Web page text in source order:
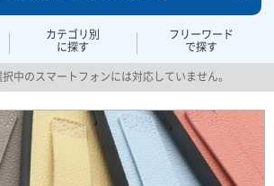
カテゴリ別
に探す
フリーワード
で探す
中のスマートフォンには対応していません。